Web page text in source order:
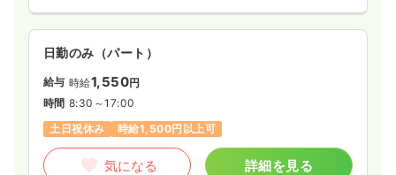
日勤のみ（パート）
給与 時給1,550円
時間 8:30～17:00
土日祝休み
時給1,500円以上可
気になる 詳細を見る